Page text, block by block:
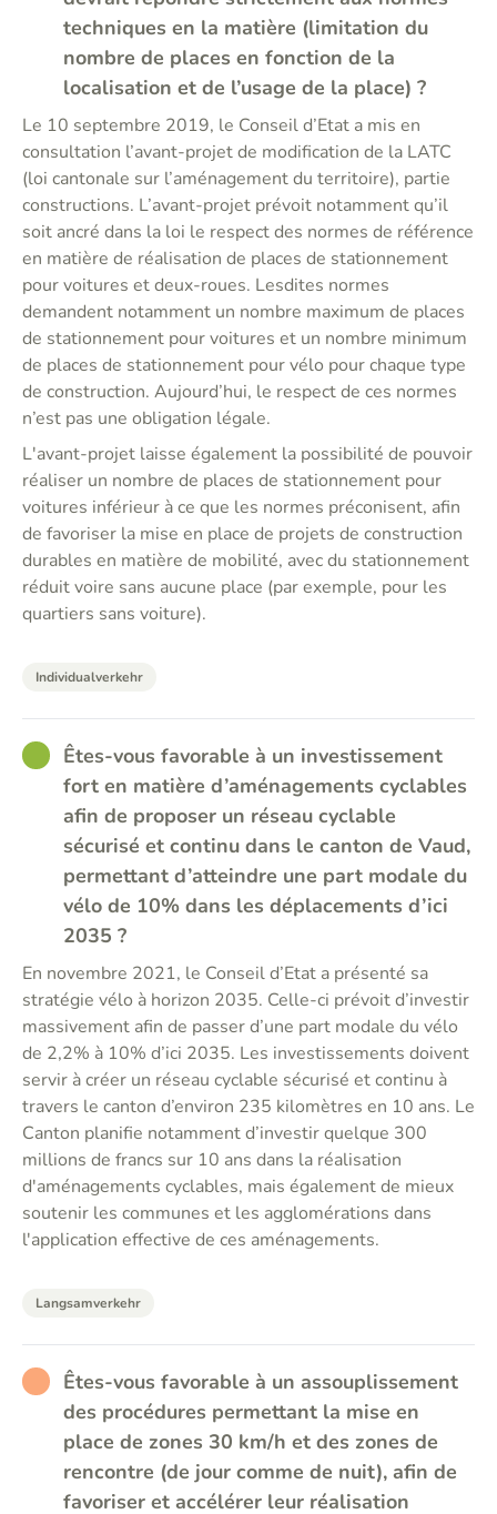
techniques en la matière (limitation du
nombre de places en fonction de la
localisation et de l’usage de la place) ?
Le 10 septembre 2019, le Conseil d’Etat a mis en
consultation l’avant-projet de modification de la LATC
(loi cantonale sur l’aménagement du territoire), partie
constructions. L’avant-projet prévoit notamment qu’il
soit ancré dans la loi le respect des normes de référence
en matière de réalisation de places de stationnement
pour voitures et deux-roues. Lesdites normes
demandent notamment un nombre maximum de places
de stationnement pour voitures et un nombre minimum
de places de stationnement pour vélo pour chaque type
de construction. Aujourd’hui, le respect de ces normes
n’est pas une obligation légale.
L'avant-projet laisse également la possibilité de pouvoir
réaliser un nombre de places de stationnement pour
voitures inférieur à ce que les normes préconisent, afin
de favoriser la mise en place de projets de construction
durables en matière de mobilité, avec du stationnement
réduit voire sans aucune place (par exemple, pour les
quartiers sans voiture).
Individualverkehr
GOODÊtes-vous favorable à un investissement
fort en matière d’aménagements cyclables
afin de proposer un réseau cyclable
sécurisé et continu dans le canton de Vaud,
permettant d’atteindre une part modale du
vélo de 10% dans les déplacements d’ici
2035 ?
En novembre 2021, le Conseil d’Etat a présenté sa
stratégie vélo à horizon 2035. Celle-ci prévoit d’investir
massivement afin de passer d’une part modale du vélo
de 2,2% à 10% d’ici 2035. Les investissements doivent
servir à créer un réseau cyclable sécurisé et continu à
travers le canton d’environ 235 kilomètres en 10 ans. Le
Canton planifie notamment d’investir quelque 300
millions de francs sur 10 ans dans la réalisation
d'aménagements cyclables, mais également de mieux
soutenir les communes et les agglomérations dans
l'application effective de ces aménagements.
Langsamverkehr
RATHER_BAD
Êtes-vous favorable à un assouplissement
des procédures permettant la mise en
place de zones 30 km/h et des zones de
rencontre (de jour comme de nuit), afin de
favoriser et accélérer leur réalisation